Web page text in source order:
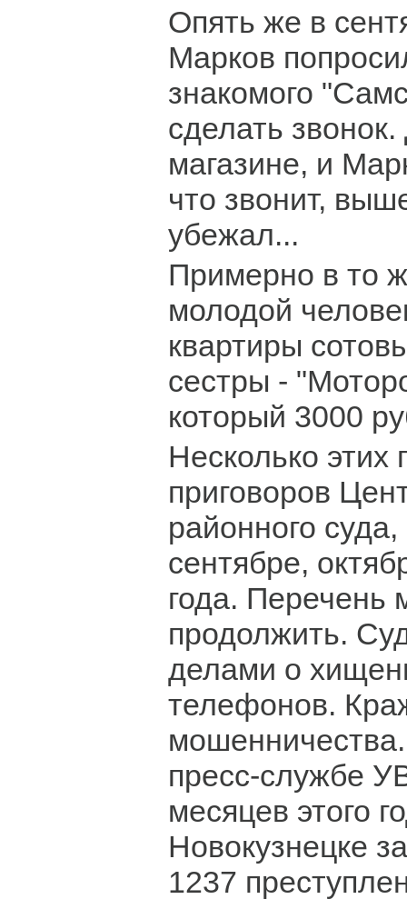
Опять же в
Марков
знакомого
сделать
магазине, и
что звонит,
убежал...
Примерно в то
молодой
квартиры
сестры -
который 3000
Несколько этих
приговоров
районного
сентябре,
года.
продолжить.
делами о
телефонов.
пресс-службе
месяцев этого
Новокузнецке
1237